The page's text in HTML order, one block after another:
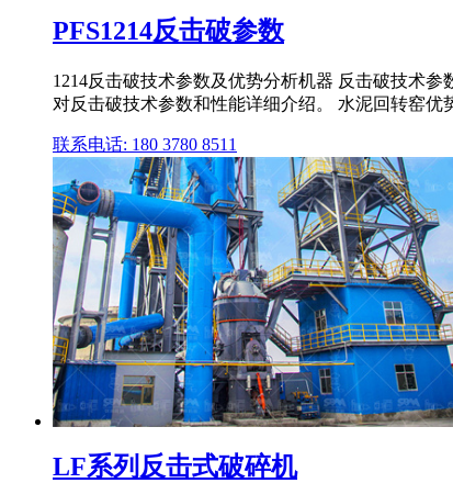
PFS1214反击破参数
1214反击破技术参数及优势分析机器 反击破技术
对反击破技术参数和性能详细介绍。 水泥回转窑优
联系电话: 180 3780 8511
LF系列反击式破碎机